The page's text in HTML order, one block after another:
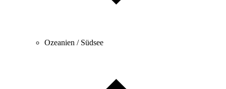
Ozeanien / Südsee